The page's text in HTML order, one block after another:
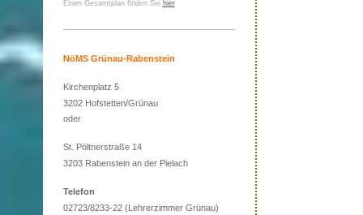
Einen Gesamtplan finden Sie hier
NöMS Grünau-Rabenstein
Kirchenplatz 5
3202 Hofstetten/Grünau
oder
St. Pöltnerstraße 14
3203 Rabenstein an der Pielach
Telefon
02723/8233-22 (Lehrerzimmer Grünau)